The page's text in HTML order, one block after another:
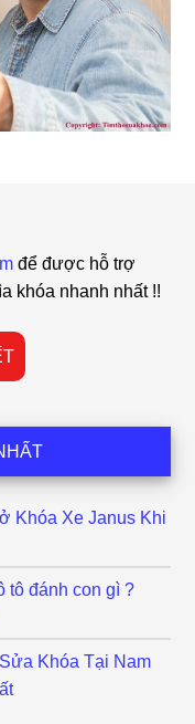
để được hỗ trợ
khóa nhanh nhất !!
Khóa Xe Janus Khi
tô đánh con gì ?
Khóa Tại Nam